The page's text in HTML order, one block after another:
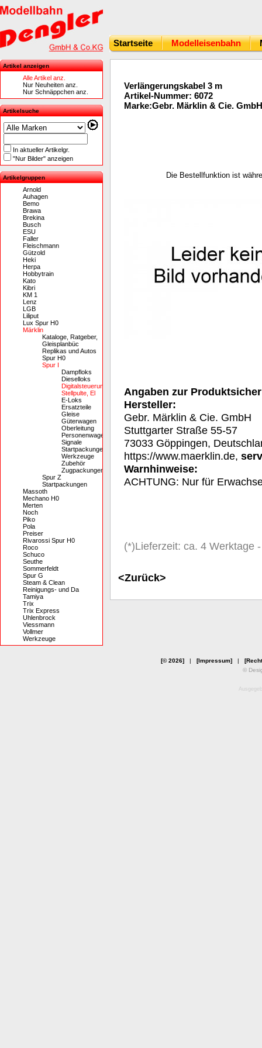
Startseite Modelleisenbahn
Artikel anzeigen
Alle Artikel anz.
Nur Neuheiten anz.
Nur Schnäppchen anz.
Artikelsuche
In aktueller Artikelgr.
"Nur Bilder" anzeigen
Artikelgruppen
Arnold
Auhagen
Bemo
Brawa
Brekina
Busch
ESU
Faller
Fleischmann
Gützold
Heki
Herpa
Hobbytrain
Kato
Kibri
KM 1
Lenz
LGB
Liliput
Lux Spur H0
Märklin
Kataloge, Ratgeber,
Gleisplanbüc
Replikas und Autos
Spur H0
Spur I
Dampfloks
Dieselloks
Digitalsteuerung,
Stellpulte, El
E-Loks
Ersatzteile
Gleise
Güterwagen
Oberleitung
Personenwagen
Signale
Startpackungen
Werkzeuge
Zubehör
Zugpackungen
Spur Z
Startpackungen
Massoth
Mechano H0
Merten
Noch
Piko
Pola
Preiser
Rivarossi Spur H0
Roco
Schuco
Seuthe
Sommerfeldt
Spur G
Steam & Clean
Reinigungs- und Da
Tamiya
Trix
Trix Express
Uhlenbrock
Viessmann
Vollmer
Werkzeuge
Verlängerungskabel 3 m
Artikel-Nummer: 6072
Marke:Gebr. Märklin & Cie. GmbH
Die Bestellfunktion ist
Angaben zur
Hersteller:
Gebr. Märklin & Cie. GmbH
Stuttgarter Straße 55-57
73033 Göppingen,
https://www.maerklin.de,
Warnhinweise:
ACHTUNG: Nur für
(*)Lieferzeit: ca. 4 Werktage
<Zurück>
[© 2026]| [Impressum]|
©